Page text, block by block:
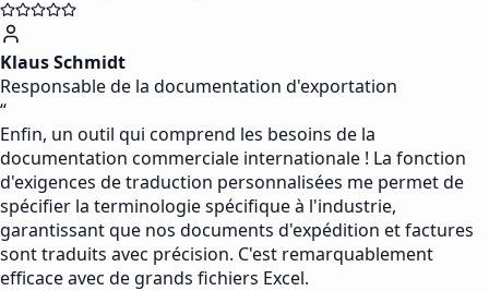
Klaus Schmidt
Responsable de la documentation d'exportation
“
Enfin, un outil qui comprend les besoins de la
documentation commerciale internationale ! La fonction
d'exigences de traduction personnalisées me permet de
spécifier la terminologie spécifique à l'industrie,
garantissant que nos documents d'expédition et factures
sont traduits avec précision. C'est remarquablement
efficace avec de grands fichiers Excel.